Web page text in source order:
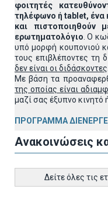
φοιτητές
τηλέφωνο ή tablet, ένα
και πιστοποιηθούν
ερωτηματολόγιο . Ο
υπό μορφή κουπονιού
τους επιβλέποντες τη
δεν είναι οι διδάσκοντες
Με βάση τα
της οποίας είναι
μαζί σας έξυπνο κινητό
ΠΡΟΓΡΑΜΜΑ
Ανακοινώσεις
Δείτε όλες τις